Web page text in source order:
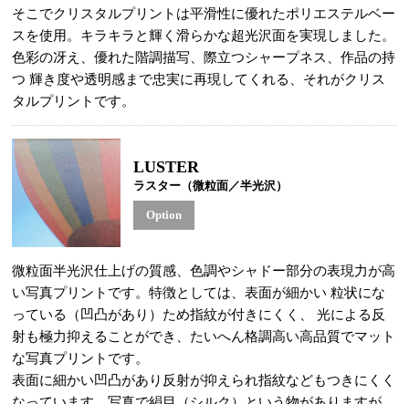
そこでクリスタルプリントは平滑性に優れたポリエステルベー
スを使用。キラキラと輝く滑らかな超光沢面を実現しました。
色彩の冴え、優れた階調描写、際立つシャープネス、作品の持
つ 輝き度や透明感まで忠実に再現してくれる、それがクリス
タルプリントです。
LUSTER
ラスター（微粒面／半光沢）
Option
微粒面半光沢仕上げの質感、色調やシャドー部分の表現力が高
い写真プリントです。特徴としては、表面が細かい 粒状にな
っている（凹凸があり）ため指紋が付きにくく、 光による反
射も極力抑えることができ、たいへん格調高い高品質でマット
な写真プリントです。
表面に細かい凹凸があり反射が抑えられ指紋などもつきにくく